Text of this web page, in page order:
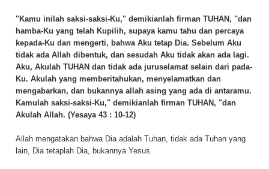
"Kamu inilah saksi-saksi-Ku," demikianlah firman TUHAN, "dan
hamba-Ku yang telah Kupilih, supaya kamu tahu dan percaya
kepada-Ku dan mengerti, bahwa Aku tetap Dia. Sebelum Aku
tidak ada Allah dibentuk, dan sesudah Aku tidak akan ada lagi.
Aku, Akulah TUHAN dan tidak ada juruselamat selain dari pada-
Ku. Akulah yang memberitahukan, menyelamatkan dan
mengabarkan, dan bukannya allah asing yang ada di antaramu.
Kamulah saksi-saksi-Ku," demikianlah firman TUHAN, "dan
Akulah Allah. (Yesaya 43 : 10-12)
Allah mengatakan bahwa Dia adalah Tuhan, tidak ada Tuhan yang
lain, Dia tetaplah Dia, bukannya Yesus.